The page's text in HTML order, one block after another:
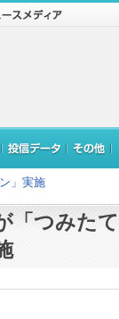
」実施
「つみた